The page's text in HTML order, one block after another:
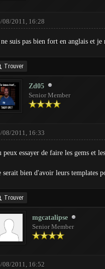
08/2011, 16:28
ne suis pas bien fort en anglais et
Trouver
Zd05
Senior Member
08/2011, 16:33
peux essayer de faire les gems et
serait bien d'avoir leurs templates
Trouver
mgcatalipse
Senior Member
08/2011, 16:52